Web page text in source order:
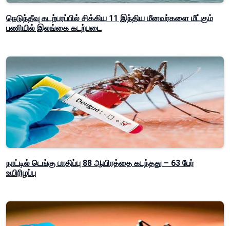
நெடுந்தீவு கடற்பரப்பில் சிக்கிய 11 இந்திய மீனவர்களை மீட்கும்
பணியில் இலங்கை கடற்படை
நாட்டில் டெங்கு பாதிப்பு 88 ஆயிரத்தை கடந்தது – 63 பேர்
உயிரிழப்பு